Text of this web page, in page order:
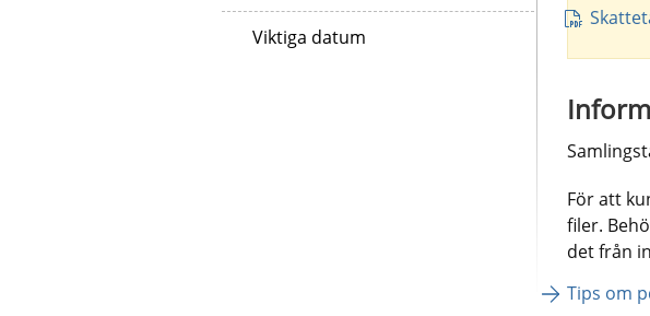
Viktiga datum
För att
filer.
det från
Tips om